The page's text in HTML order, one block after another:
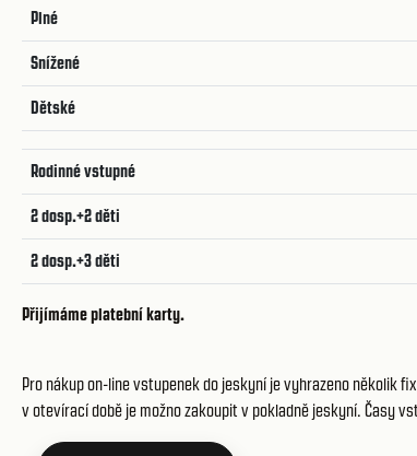
Plné
Snížené
Dětské
Rodinné vstupné
2 dosp.+2 děti
2 dosp.+3 děti
Přijímáme platební karty.
Pro nákup on-line vstupenek do jeskyní je vyhrazeno několik
v otevírací době je možno zakoupit v pokladně jeskyní. Časy